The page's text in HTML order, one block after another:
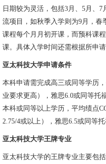
日期较为灵活，包括3月、5月、
流项目，如秋季入学则为9月，
课程每个月月初开课，而预科课
课。具体入学时间还需根据所申
亚太科技大学申请条件
本科申请需完成高三或同等学历
业要求更高），雅思6.0或同等托
本科或同等以上学历，平均绩点
2.75/4或以上），雅思6.5或同等
亚太科技大学王牌专业
亚太科技大学的王牌专业主要包